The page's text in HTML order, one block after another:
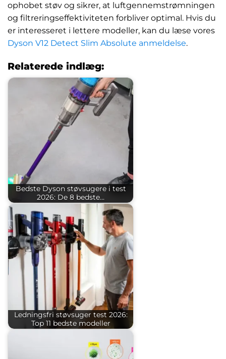
ophobet støv og sikrer, at luftgennemstrømningen
og filtreringseffektiviteten forbliver optimal. Hvis du
er interesseret i lettere modeller, kan du læse vores
Dyson V12 Detect Slim Absolute anmeldelse.
Relaterede indlæg:
Bedste Dyson støvsugere i test
2026: De 8 bedste…
Ledningsfri støvsuger test 2026:
Top 11 bedste modeller